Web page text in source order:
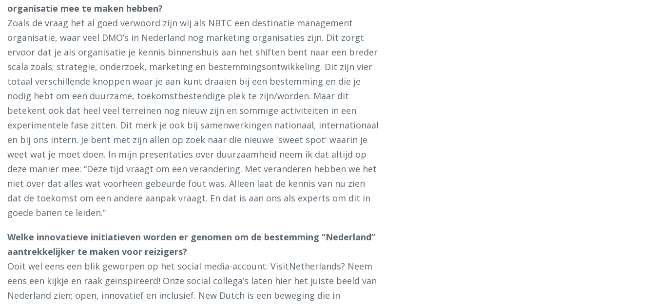
organisatie mee te maken hebben?
Zoals de vraag het al goed verwoord zijn wij als NBTC een destinatie management
organisatie, waar veel DMO’s in Nederland nog marketing organisaties zijn. Dit zorgt
ervoor dat je als organisatie je kennis binnenshuis aan het shiften bent naar een breder
scala zoals; strategie, onderzoek, marketing en bestemmingsontwikkeling. Dit zijn vier
totaal verschillende knoppen waar je aan kunt draaien bij een bestemming en die je
nodig hebt om een duurzame, toekomstbestendige plek te zijn/worden. Maar dit
betekent ook dat heel veel terreinen nog nieuw zijn en sommige activiteiten in een
experimentele fase zitten. Dit merk je ook bij samenwerkingen nationaal, internationaal
en bij ons intern. Je bent met zijn allen op zoek naar die nieuwe 'sweet spot' waarin je
weet wat je moet doen. In mijn presentaties over duurzaamheid neem ik dat altijd op
deze manier mee: “Deze tijd vraagt om een verandering. Met veranderen hebben we het
niet over dat alles wat voorheen gebeurde fout was. Alleen laat de kennis van nu zien
dat de toekomst om een andere aanpak vraagt. En dat is aan ons als experts om dit in
goede banen te leiden.”
Welke innovatieve initiatieven worden er genomen om de bestemming “Nederland”
aantrekkelijker te maken voor reizigers?
Ooit wel eens een blik geworpen op het social media-account: VisitNetherlands? Neem
eens een kijkje en raak geïnspireerd! Onze social collega’s laten hier het juiste beeld van
Nederland zien; open, innovatief en inclusief. New Dutch is een beweging die in